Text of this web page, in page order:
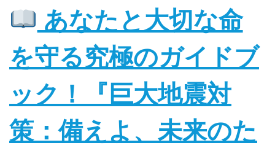
あなたと大切な命
を守る究極のガイドブ
ック！『巨大地震対
策：備えよ、未来のた